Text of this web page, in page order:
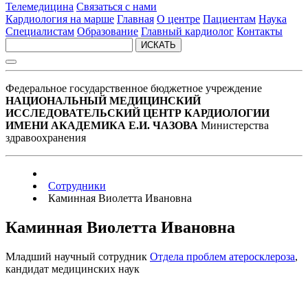
Телемедицина Связаться с нами
Кардиология на марше Главная О центре Пациентам Наука
Специалистам Образование Главный кардиолог Контакты
ИСКАТЬ
Федеральное государственное бюджетное учреждение
НАЦИОНАЛЬНЫЙ МЕДИЦИНСКИЙ
ИССЛЕДОВАТЕЛЬСКИЙ ЦЕНТР КАРДИОЛОГИИ
ИМЕНИ АКАДЕМИКА Е.И. ЧАЗОВА Министерства
здравоохранения
Сотрудники
Каминная Виолетта Ивановна
Каминная Виолетта Ивановна
Младший научный сотрудник Отдела проблем атеросклероза,
кандидат медицинских наук